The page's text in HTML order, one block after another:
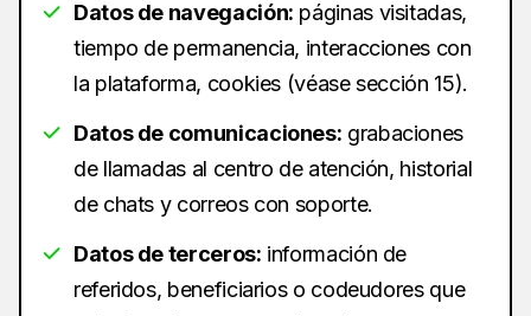
Datos de navegación: páginas visitadas,
tiempo de permanencia, interacciones con
la plataforma, cookies (véase sección 15).
Datos de comunicaciones: grabaciones
de llamadas al centro de atención, historial
de chats y correos con soporte.
Datos de terceros: información de
referidos, beneficiarios o codeudores que